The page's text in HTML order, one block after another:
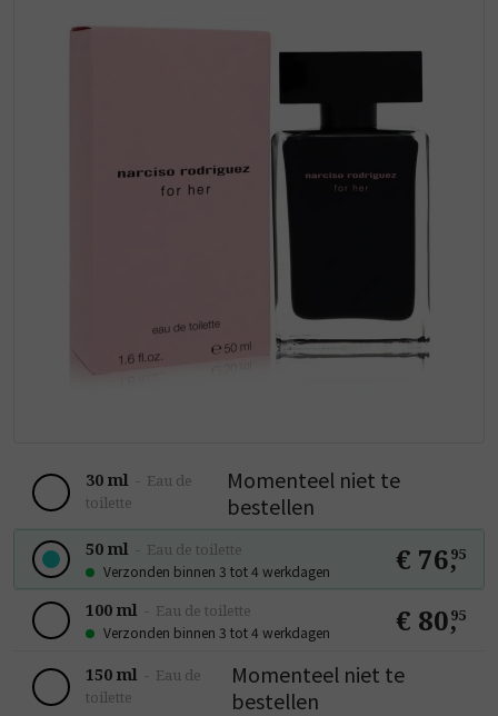
30 ml - Eau de
toilette
Momenteel niet te
bestellen
50 ml Eau de toilette
Verzonden binnen 3 tot 4 werkdagen € 76,
95
100 ml - Eau de toilette
Verzonden binnen 3 tot 4 werkdagen € 80,
95
150 ml - Eau de
toilette
Momenteel niet te
bestellen